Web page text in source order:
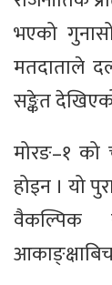
भएको
मतदाताले
सङ्केत
मोरङ–१ को
होइन । यो
वैकल्पिक